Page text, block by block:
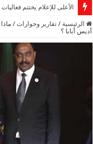
الأعلى للإعلام يختتم
الرئيسية / تقارير وحوارات /
أديس أبابا ؟